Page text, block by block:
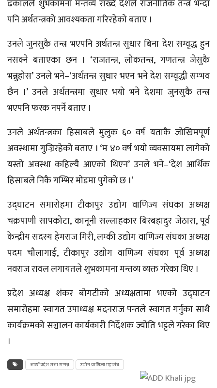
ढकालले शुभकामना मन्तव्य राख्दै देशले राजनीतिक तन्त्र भन्दा
पनि अर्थतन्त्रको आवश्यकता गरिरहेको बताए ।
उनले जुनसुकै तन्त्र भएपनि अर्थतन्त्र सुधार बिना देशसम्वृद्धहुन
नसक्ने बताएका छन । ‘राजतन्त्र, लोकतन्त्र, गणतन्त्र जेसुकै
भन्नुहोस’उनलेभने–‘अर्थतन्त्रसुधार भएन भने देशसम्वृद्धीसम्भव
छैन ।’ उनले अर्थतन्त्रमा सुधार भयो भने देशमा जुनसुकै तन्त्र
भएपनि फरक नपर्ने बताए ।
उनले अर्थतन्त्रका हिसाबले मुलुक ६० वर्ष यताकै जोखिमपूर्ण
अवस्थामा गुज्रिरहेको बताए । ‘म ४० वर्ष भयोव्यवसायमालागेको
यस्तो अवस्था कहिल्यै आएको थिएन’ उनले भने–‘देश आर्थिक
हिसाबले निकै गम्भिर मोडमा पुगेको छ ।’
उद्घाटन समारोहमा टीकापुर उद्योग वाणिज्य संघका अध्यक्ष
चक्रपाणी सापकोटा, कानूनी सल्लाहकार बिरबहादुर जेठारा, पूर्व
केन्द्रीय सदस्य हेमराज गिरी, लम्की उद्योग वाणिज्य संघका अध्यक्ष
पदम चौलागाई, टीकापुर उद्योग वाणिज्य संघका पूर्व अध्यक्ष
नवराज रावल लगायतले शुभकामना मन्तव्य व्यक्त गरेका थिए ।
प्रदेश अध्यक्ष शंकर बोगटीको अध्यक्षतामा भएको उद्घाटन
समारोहमा स्वागत उपाध्यक्ष मदनराज पन्तले स्वागत गर्नुका साथै
कार्यक्रमको सञ्चालन कार्यकारी निर्देशक ज्योति भट्टले गरेका थिए
।
आठौँ प्रदेश सभा सम्पन्न उद्योग वाणिज्य महासंघ